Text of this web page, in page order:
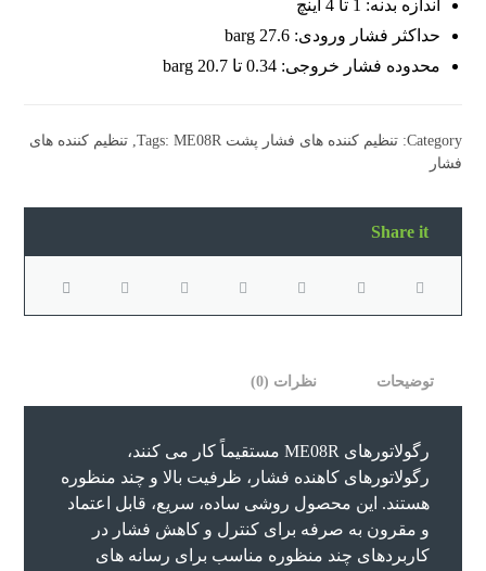
اندازه بدنه: 1 تا 4 اینچ
حداکثر فشار ورودی: 27.6 barg
محدوده فشار خروجی: 0.34 تا 20.7 barg
Category: تنظیم کننده های فشار پشت Tags: ME08R
,تنظیم کننده های
فشار
توضیحات نظرات (0)
رگولاتورهای ME08R مستقیماً کار می کنند،
رگولاتورهای کاهنده فشار، ظرفیت بالا و چند منظوره
هستند. این محصول روشی ساده، سریع، قابل اعتماد
و مقرون به صرفه برای کنترل و کاهش فشار در
کاربردهای چند منظوره مناسب برای رسانه های